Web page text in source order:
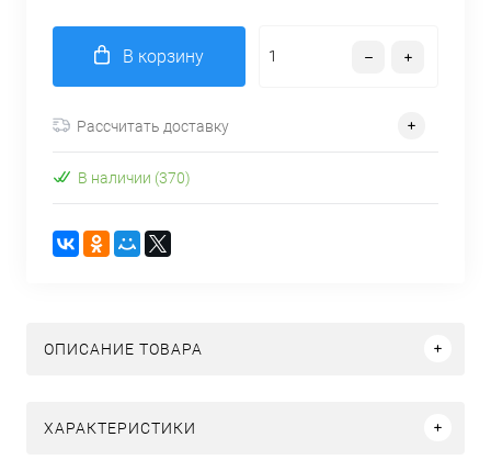
В корзину
Рассчитать доставку
В наличии (370)
ОПИСАНИЕ ТОВАРА
ХАРАКТЕРИСТИКИ